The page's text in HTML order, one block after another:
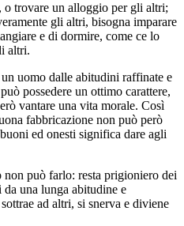
trovare un alloggio per gli altri;
gli altri, bisogna imparare
e di dormire, come ce lo
altri.
uomo dalle abitudini raffinate e
possedere un ottimo carattere,
vantare una vita morale. Così
fabbricazione non può però
ed onesti significa dare agli
non può farlo: resta prigioniero dei
una lunga abitudine e
ad altri, si snerva e diviene